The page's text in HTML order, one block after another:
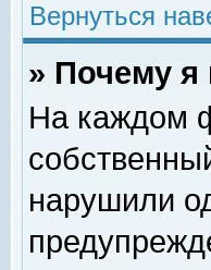
Вернуться
» Почему я
На каждом
нарушили